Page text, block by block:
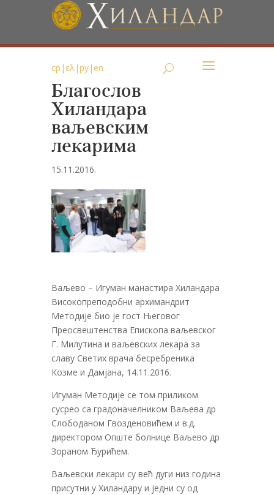
ср | ελ|ру| en
Благослов
Хиландара
ваљевским
лекарима
15.11.2016.
Ваљево – Игуман манастира Хиландара
Високопреподобни архимандрит
Методије био је гост Његовог
Преосвештенства Епископа ваљевског
Г. Милутина и ваљевских лекара за
славу Светих врача бесребреника
Козме и Дамјана, 14.11.2016.
Игуман Методије се том приликом
сусрео са градоначелником Ваљева др
Слободаном Гвозденовићем и в.д.
директором Опште болнице Ваљево др
Зораном Ђурићем.
Ваљевски лекари су већ дуги низ година
присутни у Хиландару и једни су од